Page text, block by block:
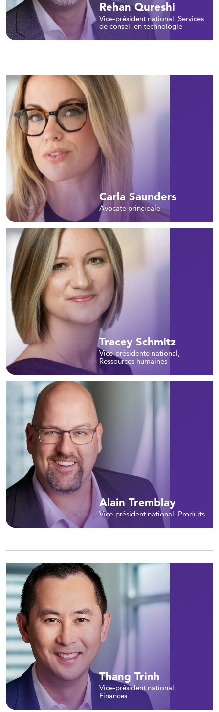
Rehan Qureshi
Vice-président national, Services
de conseil en technologie
Carla Saunders
Avocate principale
Tracey Schmitz
Vice-présidente national,
Ressources humaines
Alain Tremblay
Vice-président national, Produits
Thang Trinh
Vice-président national,
Finances